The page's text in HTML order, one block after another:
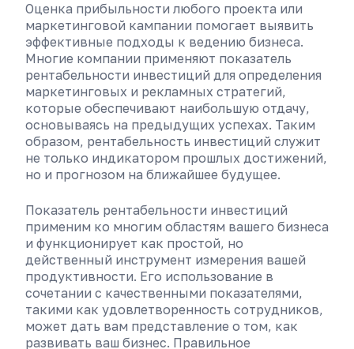
Оценка прибыльности любого проекта или
маркетинговой кампании помогает выявить
эффективные подходы к ведению бизнеса.
Многие компании применяют показатель
рентабельности инвестиций для определения
маркетинговых и рекламных стратегий,
которые обеспечивают наибольшую отдачу,
основываясь на предыдущих успехах. Таким
образом, рентабельность инвестиций служит
не только индикатором прошлых достижений,
но и прогнозом на ближайшее будущее.
Показатель рентабельности инвестиций
применим ко многим областям вашего бизнеса
и функционирует как простой, но
действенный инструмент измерения вашей
продуктивности. Его использование в
сочетании с качественными показателями,
такими как удовлетворенность сотрудников,
может дать вам представление о том, как
развивать ваш бизнес. Правильное